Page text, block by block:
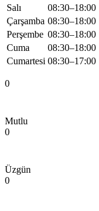
Salı
08:30–18:00
Çarşamba 08:30–18:00
Perşembe 08:30–18:00
Cuma
08:30–18:00
Cumartesi 08:30–17:00
0
Mutlu
0
Üzgün
0